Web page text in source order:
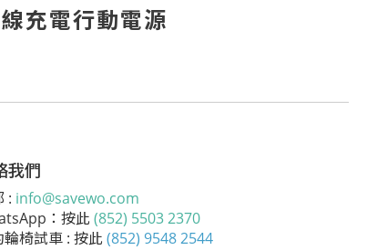
充電行動電源
我們
: info@savewo.com
：按此 (852) 5503 2370
輪椅試車 : 按此 (852) 9548 2544